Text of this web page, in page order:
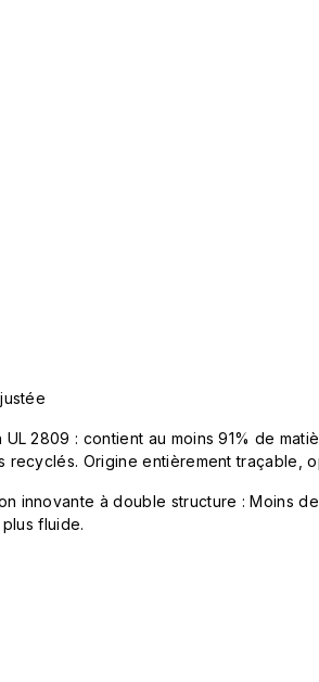
UL 2809 : contient au moins 91% de
recyclés. Origine entièrement traçable,
innovante à double structure : Moins
fluide.